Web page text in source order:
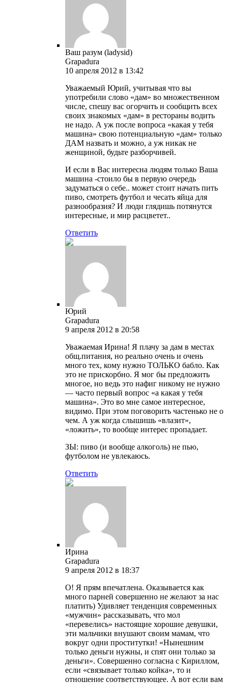
Ваш разум (ladysid)
Grapadura
10 апреля 2012 в 13:42
Уважаемый Юрий, учитывая что вы
употребили слово «дам» во множественном
числе, спешу вас огорчить и сообщить всех
своих знакомых «дам» в рестораны водить
не надо. А уж после вопроса «какая у тебя
машина» свою потенциальную «дам» только
ДАМ назвать и можно, а уж никак не
женщиной, будьте разборчивей.
И если в Вас интересна людям только Ваша
машина -стоило бы в первую очередь
задуматься о себе.. может стоит начать пить
пиво, смотреть футбол и чесать яйца для
разнообразия? И люди глядишь потянутся
интересные, и мир расцветет..
Ответить
Юрий
Grapadura
9 апреля 2012 в 20:58
Уважаемая Ирина! Я плачу за дам в местах
общ.питания, но реально очень и очень
много тех, кому нужно ТОЛЬКО бабло. Как
это не прискорбно. Я мог бы предложить
многое, но ведь это нафиг никому не нужно
— часто первый вопрос «а какая у тебя
машина». Это во мне самое интересное,
видимо. При этом поговорить частенько не о
чем. А уж когда слышишь «влазит»,
«ложить», то вообще интерес пропадает.
ЗЫ: пиво (и вообще алкоголь) не пью,
футболом не увлекаюсь.
Ответить
Ирина
Grapadura
9 апреля 2012 в 18:37
О! Я прям впечатлена. Оказывается как
много парней совершенно не желают за нас
платить) Удивляет тенденция современных
«мужчин» рассказывать, что мол
«перевелись» настоящие хорошие девушки,
эти мальчики внушают своим мамам, что
вокруг одни проститутки! «Нынешним
только деньги нужны, и спят они только за
деньги». Совершенно согласна с Кириллом,
если «связывает только койка», то и
отношение соответствующее. А вот если вам